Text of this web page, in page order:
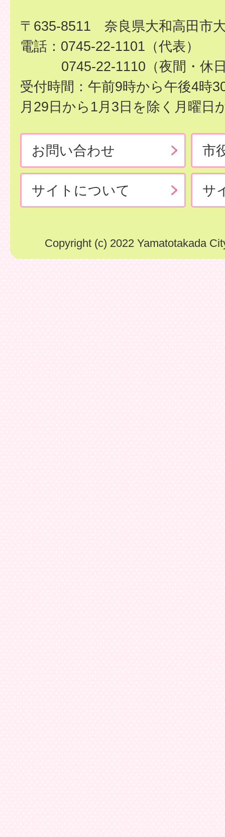
〒635-8511 奈良県大和高田市
電話：0745-22-1101（代表）
0745-22-1110（夜間・休
受付時間：午前9時から午後4時
月29日から1月3日を除く月曜日
お問い合わせ 市
サイトについて サ
Copyright (c) 2022 Yamatotakada